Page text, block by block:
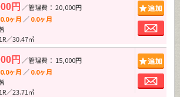
円 ／管理費： 20,000円
0.0ヶ月 ／0.0ヶ月
／30.47㎡
円 ／管理費： 15,000円
0.0ヶ月 ／0.0ヶ月
／23.71㎡